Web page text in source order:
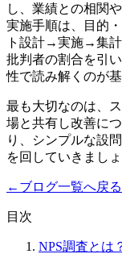
し、業績との相関
実施手順は、目的
ト設計→実施→集計
批判者の割合を引
性で読み解くのが基
最も大切なのは、
場と共有し改善に
り、シンプルな設
を回していきましょ
← ブログ一覧へ戻る
目次
NPS調査とは